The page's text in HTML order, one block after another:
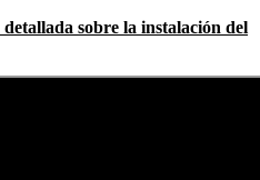
sobre la instalación del